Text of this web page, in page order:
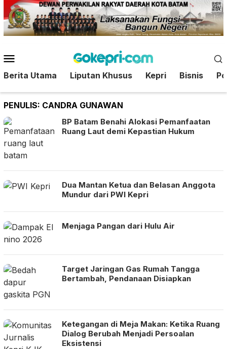
Loncat
ke
konten
Mobile
Berita Utama Liputan Khusus Kepri Bisnis
PENULIS: CANDRA GUNAWAN
BP Batam Benahi Alokasi Pemanfaatan
Ruang Laut demi Kepastian Hukum
Dua Mantan Ketua dan Belasan Anggota
Mundur dari PWI Kepri
Menjaga Pangan dari Hulu Air
Target Jaringan Gas Rumah Tangga
Bertambah, Pendanaan Disiapkan
Ketegangan di Meja Makan: Ketika Ruang
Dialog Berubah Menjadi Persoalan
Eksistensi